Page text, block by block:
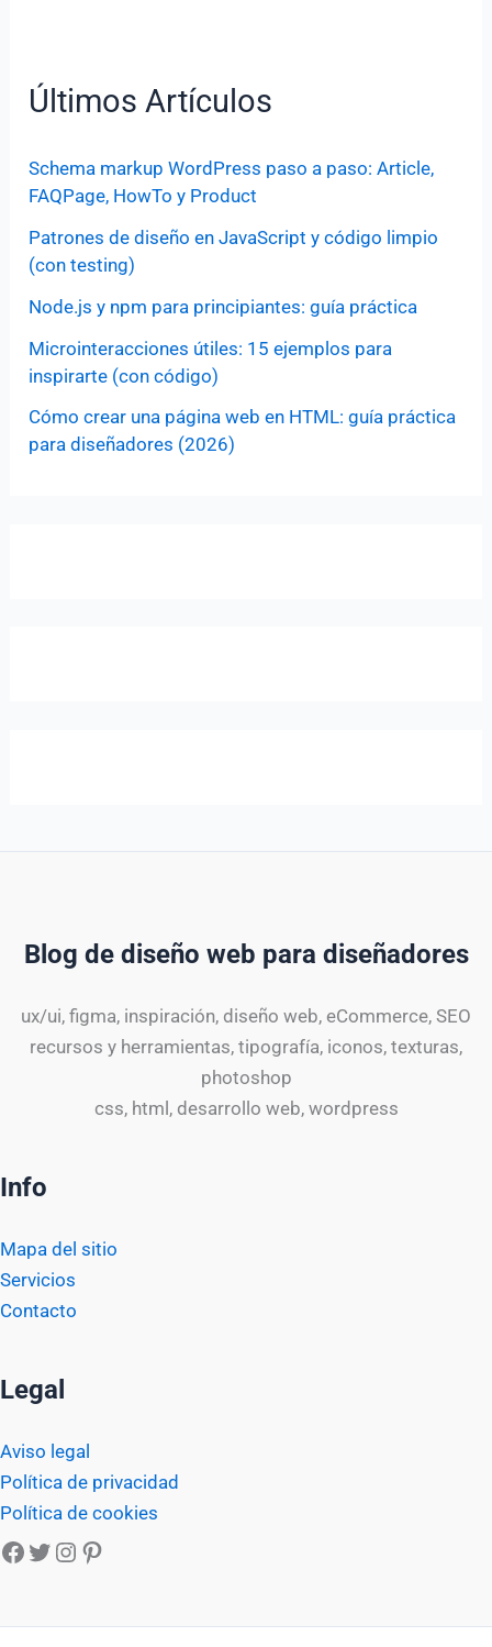
Últimos Artículos
Schema markup WordPress paso a paso: Article,
FAQPage, HowTo y Product
Patrones de diseño en JavaScript y código limpio
(con testing)
Node.js y npm para principiantes: guía práctica
Microinteracciones útiles: 15 ejemplos para
inspirarte (con código)
Cómo crear una página web en HTML: guía práctica
para diseñadores (2026)
Blog de diseño web para diseñadores
ux/ui, figma, inspiración, diseño web, eCommerce, SEO
recursos y herramientas, tipografía, iconos, texturas,
photoshop
css, html, desarrollo web, wordpress
Info
Mapa del sitio
Servicios
Contacto
Legal
Aviso legal
Política de privacidad
Política de cookies
Facebook
Twitter
Instagram
Pinterest